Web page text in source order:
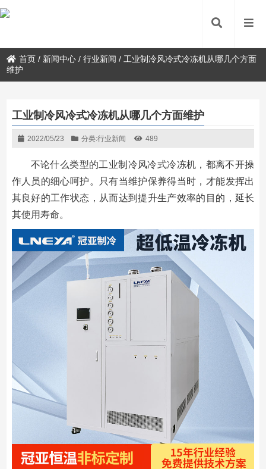
首页 / 新闻中心 /行业新闻 / 工业制冷风冷式冷冻机从哪几个方面
维护
工业制冷风冷式冷冻机从哪几个方面维护
2022/05/23 分类:行业新闻 489
不论什么类型的工业制冷风冷式冷冻机，都离不开操
作人员的细心呵护。只有当维护保养得当时，才能发挥出
其良好的工作状态，从而达到提升生产效率的目的，延长
其使用寿命。